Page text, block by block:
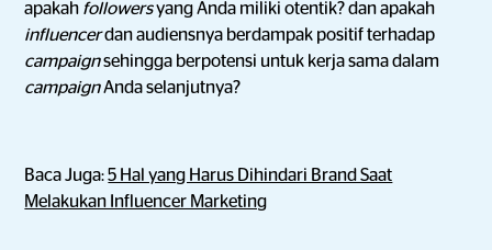
apakah followersyang Anda miliki otentik? dan apakah
influencerdan audiensnya berdampak positif terhadap
campaignsehingga berpotensi untuk kerja sama dalam
campaignAnda selanjutnya?
Baca Juga:5 Hal yang Harus Dihindari Brand Saat
Melakukan Influencer Marketing